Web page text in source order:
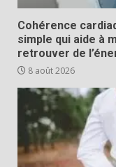
Cohérence
simple qui aide à
retrouver de
8 août 2026